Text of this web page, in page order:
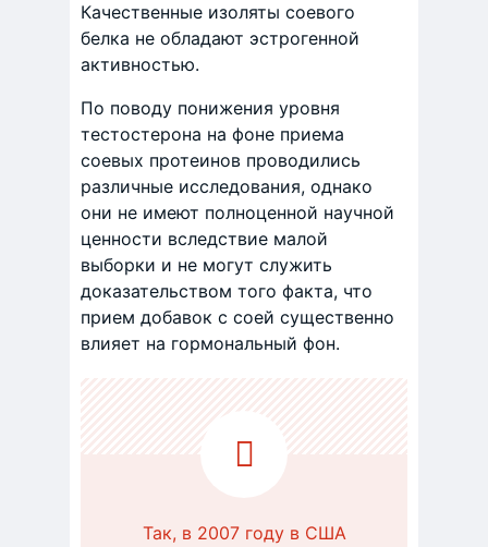
Качественные изоляты соевого
белка не обладают эстрогенной
активностью.
По поводу понижения уровня
тестостерона на фоне приема
соевых протеинов проводились
различные исследования, однако
они не имеют полноценной научной
ценности вследствие малой
выборки и не могут служить
доказательством того факта, что
прием добавок с соей существенно
влияет на гормональный фон.
Так, в 2007 году в США